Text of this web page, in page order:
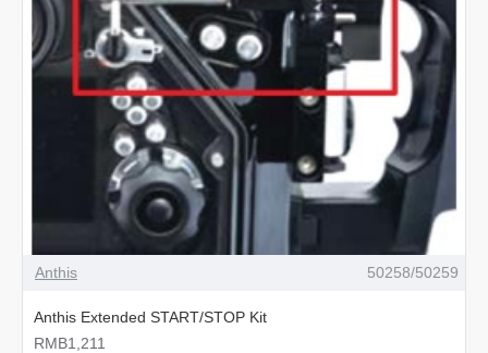
Anthis 50258/50259
Anthis Extended START/STOP Kit
RMB1,211